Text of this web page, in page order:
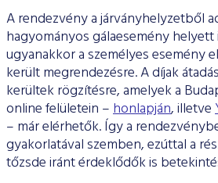
A rendezvény a járványhelyzetből
hagyományos gálaesemény
ugyanakkor a személyes esemény
került megrendezésre. A díjak
kerültek rögzítésre, amelyek a
online felületein –honlapján, illetve
– már elérhetők. Így a
gyakorlatával szemben, ezúttal a
tőzsde iránt érdeklődők is